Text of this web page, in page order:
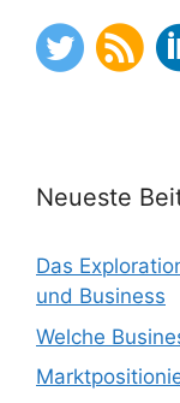
Neueste
Das
und Business
Welche